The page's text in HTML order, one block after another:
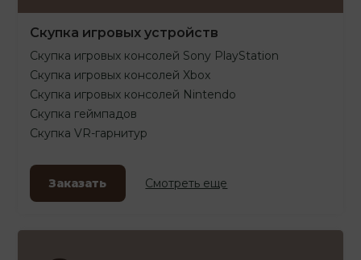
Скупка игровых устройств
Скупка игровых консолей Sony PlayStation
Скупка игровых консолей Xbox
Скупка игровых консолей Nintendo
Скупка геймпадов
Скупка VR-гарнитур
Заказать Смотреть еще